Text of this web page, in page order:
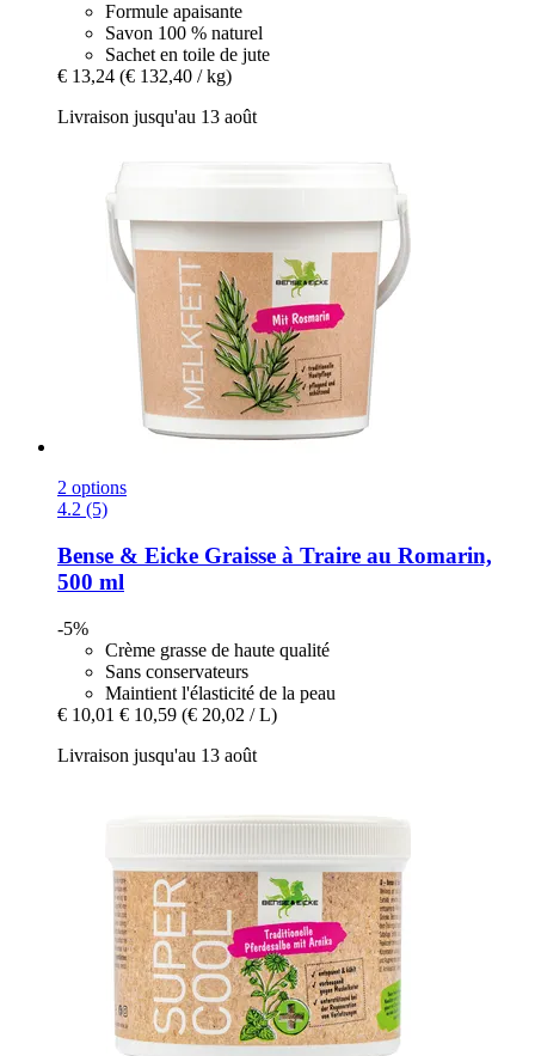
Formule apaisante
Savon 100 % naturel
Sachet en toile de jute
€ 13,24 (€ 132,40 / kg)
Livraison jusqu'au 13 août
2 options
4.2 (5)
Bense & Eicke Graisse à Traire au Romarin,
500 ml
-5%
Crème grasse de haute qualité
Sans conservateurs
Maintient l'élasticité de la peau
€ 10,01 € 10,59 (€ 20,02 / L)
Livraison jusqu'au 13 août